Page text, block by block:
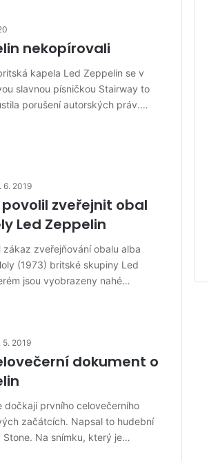
nekopírovali
kapela Led Zeppelin se v
slavnou písničkou Stairway to
porušení autorských práv.…
6. 2019
zveřejnit obal
Led Zeppelin
zákaz zveřejňování obalu alba
(1973) britské skupiny Led
jsou vyobrazeny nahé…
5. 2019
dokument o
dočkají prvního celovečerního
začátcích. Napsal to hudební
Stone. Na snímku, který je…